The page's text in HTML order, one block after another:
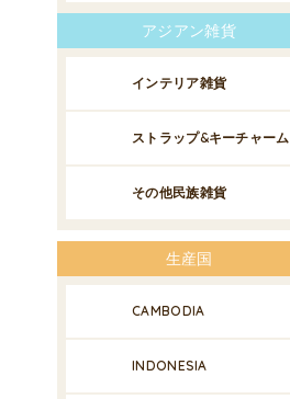
アジアン雑貨
インテリア雑貨
ストラップ&キーチャーム
その他民族雑貨
生産国
CAMBODIA
INDONESIA